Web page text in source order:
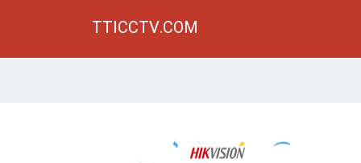
TTICCTV.COM